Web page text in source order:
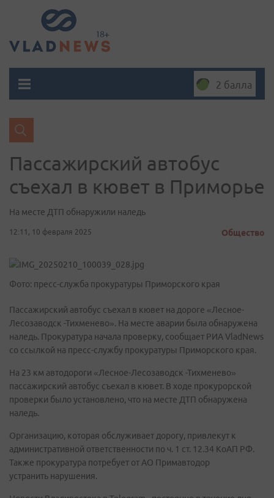
2 балла
Пассажирский автобус
съехал в кювет в Приморье
На месте ДТП обнаружили наледь
12:11, 10 февраля 2025 Общество
Фото: пресс-служба прокуратуры Приморского края
Пассажирский автобус съехал в кювет на дороге «Лесное-
Лесозаводск -Тихменево». На месте аварии была обнаружена
наледь. Прокуратура начала проверку, сообщает РИА VladNews
со ссылкой на пресс-службу прокуратуры Приморского края.
На 23 км автодороги «Лесное-Лесозаводск -Тихменево»
пассажирский автобус съехал в кювет. В ходе прокурорской
проверки было установлено, что на месте ДТП обнаружена
наледь.
Организацию, которая обслуживает дорогу, привлекут к
административной ответственности по ч. 1 ст. 12.34 КоАП РФ.
Также прокуратура потребует от АО Примавтодор
устранить нарушения.